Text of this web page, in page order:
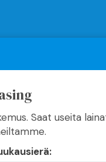
Saat useita